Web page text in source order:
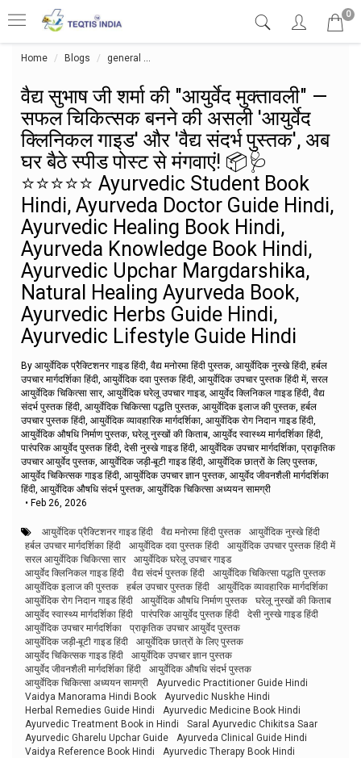
0
Home Blogs general
वैद्य सुभाष जी शर्मा की "आयुर्वेद मुक्तावली" —
सफल चिकित्सक बनने की असली 'आयुर्वेद
क्लिनिकल गाइड' और 'वैद्य संदर्भ पुस्तक', अब
घर बैठे स्पीड पोस्ट से मंगवाएं! 📦🩺
⭐⭐⭐⭐⭐ Ayurvedic Student Book
Hindi, Ayurveda Doctor Guide Hindi,
Ayurvedic Healing Book Hindi,
Ayurveda Knowledge Book Hindi,
Ayurvedic Upchar Margdarshika,
Natural Healing Ayurveda Book,
Ayurvedic Herbs Guide Hindi,
Ayurvedic Lifestyle Guide Hindi
By आयुर्वेदिक प्रैक्टिशनर गाइड हिंदी, वैद्य मनोरमा हिंदी पुस्तक, आयुर्वेदिक नुस्खे हिंदी, हर्बल
उपचार मार्गदर्शिका हिंदी, आयुर्वेदिक दवा पुस्तक हिंदी, आयुर्वेदिक उपचार पुस्तक हिंदी में, सरल
आयुर्वेदिक चिकित्सा सार, आयुर्वेदिक घरेलू उपचार गाइड, आयुर्वेद क्लिनिकल गाइड हिंदी, वैद्य
संदर्भ पुस्तक हिंदी, आयुर्वेदिक चिकित्सा पद्धति पुस्तक, आयुर्वेदिक इलाज की पुस्तक, हर्बल
उपचार पुस्तक हिंदी, आयुर्वेदिक व्यावहारिक मार्गदर्शिका, आयुर्वेदिक रोग निदान गाइड हिंदी,
आयुर्वेदिक औषधि निर्माण पुस्तक, घरेलू नुस्खों की किताब, आयुर्वेद स्वास्थ्य मार्गदर्शिका हिंदी,
पारंपरिक आयुर्वेद पुस्तक हिंदी, देसी नुस्खे गाइड हिंदी, आयुर्वेदिक उपचार मार्गदर्शिका, प्राकृतिक
उपचार आयुर्वेद पुस्तक, आयुर्वेदिक जड़ी-बूटी गाइड हिंदी, आयुर्वेदिक छात्रों के लिए पुस्तक,
आयुर्वेद चिकित्सक गाइड हिंदी, आयुर्वेदिक उपचार ज्ञान पुस्तक, आयुर्वेद जीवनशैली मार्गदर्शिका
हिंदी, आयुर्वेदिक औषधि संदर्भ पुस्तक, आयुर्वेदिक चिकित्सा अध्ययन सामग्री
• Feb 26, 2026
आयुर्वेदिक प्रैक्टिशनर गाइड हिंदी वैद्य मनोरमा हिंदी पुस्तक
आयुर्वेदिक नुस्खे हिंदी
हर्बल उपचार मार्गदर्शिका हिंदी
आयुर्वेदिक दवा पुस्तक हिंदी
आयुर्वेदिक उपचार पुस्तक हिंदी में
सरल आयुर्वेदिक चिकित्सा सार
आयुर्वेदिक घरेलू उपचार गाइड
आयुर्वेद क्लिनिकल गाइड हिंदी
वैद्य संदर्भ पुस्तक हिंदी
आयुर्वेदिक चिकित्सा पद्धति पुस्तक
आयुर्वेदिक इलाज की पुस्तक
हर्बल उपचार पुस्तक हिंदी
आयुर्वेदिक व्यावहारिक मार्गदर्शिका
आयुर्वेदिक रोग निदान गाइड हिंदी
आयुर्वेदिक औषधि निर्माण पुस्तक
घरेलू नुस्खों की किताब
आयुर्वेद स्वास्थ्य मार्गदर्शिका हिंदी
पारंपरिक आयुर्वेद पुस्तक हिंदी
देसी नुस्खे गाइड हिंदी
आयुर्वेदिक उपचार मार्गदर्शिका
प्राकृतिक उपचार आयुर्वेद पुस्तक
आयुर्वेदिक जड़ी-बूटी गाइड हिंदी
आयुर्वेदिक छात्रों के लिए पुस्तक
आयुर्वेद चिकित्सक गाइड हिंदी
आयुर्वेदिक उपचार ज्ञान पुस्तक
आयुर्वेद जीवनशैली मार्गदर्शिका हिंदी
आयुर्वेदिक औषधि संदर्भ पुस्तक
आयुर्वेदिक चिकित्सा अध्ययन सामग्री
Ayurvedic Practitioner Guide Hindi
Vaidya Manorama Hindi Book
Ayurvedic Nuskhe Hindi
Herbal Remedies Guide Hindi
Ayurvedic Medicine Book Hindi
Ayurvedic Treatment Book in Hindi
Saral Ayurvedic Chikitsa Saar
Ayurvedic Gharelu Upchar Guide
Ayurveda Clinical Guide Hindi
Vaidya Reference Book Hindi
Ayurvedic Therapy Book Hindi